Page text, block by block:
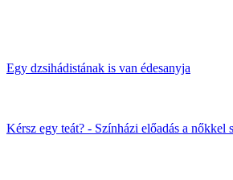
Egy dzsihádistának is van édesanyja
Kérsz egy teát? - Színházi előadás a nőkkel